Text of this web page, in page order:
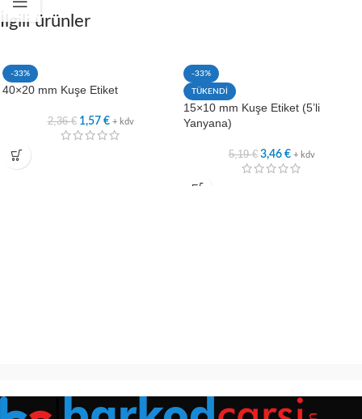
İlgili ürünler
-33%
40×20 mm Kuşe Etiket
2,36€ 1,57 € + kdv
-33%
TÜKENDİ
15×10 mm Kuşe Etiket (5’li
Yanyana)
5,19€ 3,46 € + kdv